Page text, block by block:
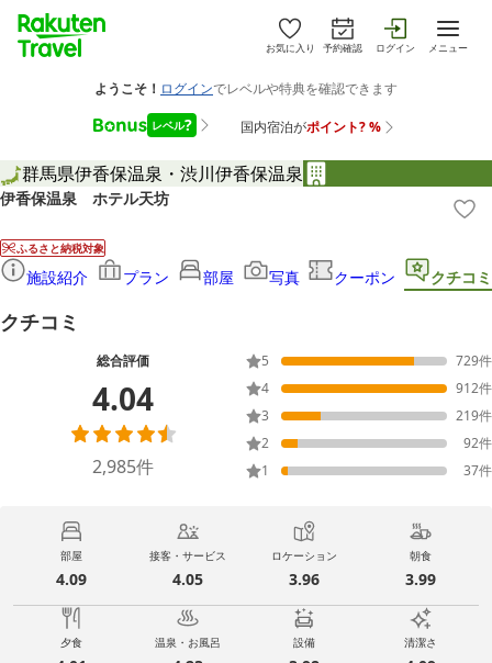
お気に入り 予約確認 ログイン メニュー
群馬県伊香保温泉・渋川伊香保温泉
伊香保温泉 ホテル天坊
ふるさと納税対象
施設紹介 プラン 部屋 写真 クーポン クチコミ
クチコミ
総合評価
4.04
2,985件
5 729件
4
912件
3
219件
2
92件
1
37件
部屋
4.09
接客・サービス
4.05
ロケーション
3.96
朝食
3.99
夕食 温泉・お風呂 設備 清潔さ